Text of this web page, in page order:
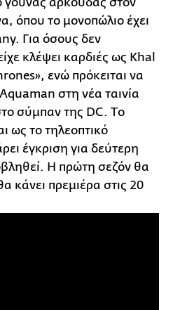
γούνας αρκούδας στον
όπου το μονοπώλιο έχει
Για όσους δεν
κλέψει καρδιές ως Khal
ενώ πρόκειται να
στη νέα ταινία
σύμπαν της DC. Τo
ως το τηλεοπτικό
έγκριση για δεύτερη
Η πρώτη σεζόν θα
κάνει πρεμιέρα στις 20